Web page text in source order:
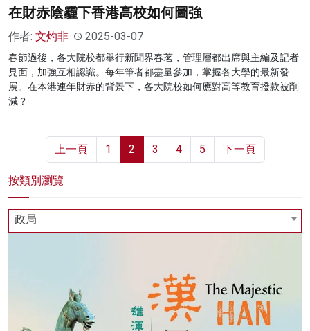
在財赤陰霾下香港高校如何圖強
作者: 文灼非 2025-03-07
春節過後，各大院校都舉行新聞界春茗，管理層都出席與主編及記者
見面，加強互相認識。每年筆者都盡量參加，掌握各大學的最新發
展。在本港連年財赤的背景下，各大院校如何應對高等教育撥款被削
減？
上一頁 1 2 3 4 5 下一頁
按類別瀏覽
政局